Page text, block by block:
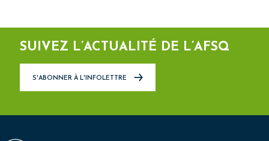
SUIVEZ L’ACTUALITÉ DE L’AFSQ
S'ABONNER À L'INFOLETTRE